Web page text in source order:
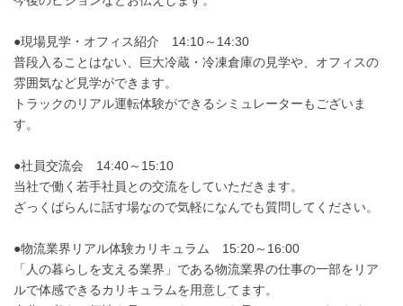
●現場見学・オフィス紹介 14:10～14:30
普段入ることはない、巨大冷蔵・冷凍倉庫の見学や、オフィスの
雰囲気など見学ができます。
トラックのリアル運転体験ができるシミュレーターもございま
す。
●社員交流会 14:40～15:10
当社で働く若手社員との交流をしていただきます。
ざっくばらんに話す場なので気軽になんでも質問してください。
●物流業界リアル体験カリキュラム 15:20～16:00
「人の暮らしを支える業界」である物流業界の仕事の一部をリア
ルで体感できるカリキュラムを用意してます。